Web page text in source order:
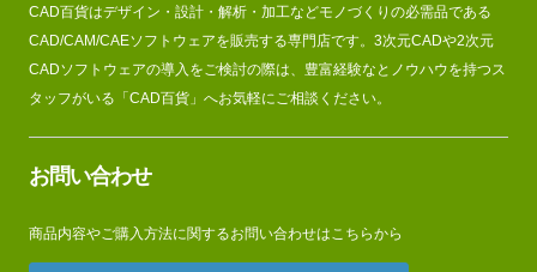
CAD百貨はデザイン・設計・解析・加工などモノづくりの必需品である
CAD/CAM/CAEソフトウェアを販売する専門店です。3次元CADや2次元
CADソフトウェアの導入をご検討の際は、豊富経験なとノウハウを持つス
タッフがいる「CAD百貨」へお気軽にご相談ください。
お問い合わせ
商品内容やご購入方法に関するお問い合わせはこちらから